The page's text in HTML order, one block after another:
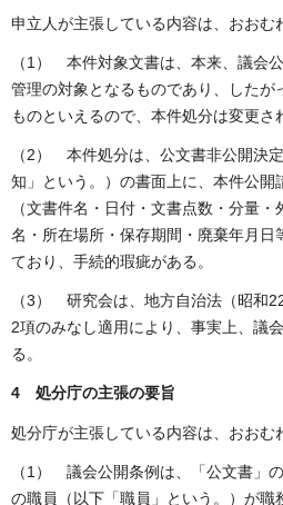
申立人が主張している内容は、おおむ
（1） 本件対象文書は、本来、議会
管理の対象となるものであり、したが
ものといえるので、本件処分は変更
（2） 本件処分は、公文書非公開決
知」という。）の書面上に、本件公開
（文書件名・日付・文書点数・分量
名・所在場所・保存期間・廃棄年月日
ており、手続的瑕疵がある。
（3） 研究会は、地方自治法（昭和
2項のみなし適用により、事実上、議
る。
4 処分庁の主張の要旨
処分庁が主張している内容は、おおむ
（1） 議会公開条例は、「公文書」
の職員（以下「職員」という。）が職